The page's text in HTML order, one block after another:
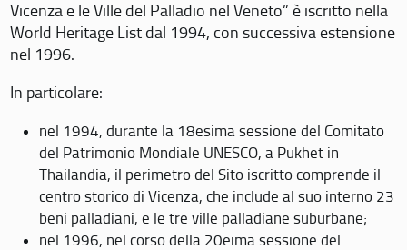
Vicenza e le Ville del Palladio nel Veneto” è iscritto nella
World Heritage List dal 1994, con successiva estensione
nel 1996.
In particolare:
nel 1994, durante la 18esima sessione del Comitato
del Patrimonio Mondiale UNESCO, a Pukhet in
Thailandia, il perimetro del Sito iscritto comprende il
centro storico di Vicenza, che include al suo interno 23
beni palladiani, e le tre ville palladiane suburbane;
nel 1996, nel corso della 20eima sessione del